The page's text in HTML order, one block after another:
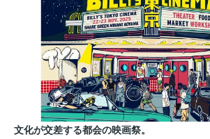
文化が交差する都会の映画祭。